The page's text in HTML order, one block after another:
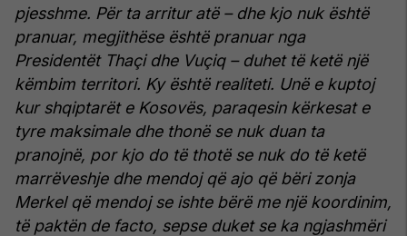
pjesshme. Për ta arritur atë – dhe kjo nuk është
pranuar, megjithëse është pranuar nga
Presidentët Thaçi dhe Vuçiq – duhet të ketë një
këmbim territori. Ky është realiteti. Unë e kuptoj
kur shqiptarët e Kosovës, paraqesin kërkesat e
tyre maksimale dhe thonë se nuk duan ta
pranojnë, por kjo do të thotë se nuk do të ketë
marrëveshje dhe mendoj që ajo që bëri zonja
Merkel që mendoj se ishte bërë me një koordinim,
të paktën de facto, sepse duket se ka ngjashmëri